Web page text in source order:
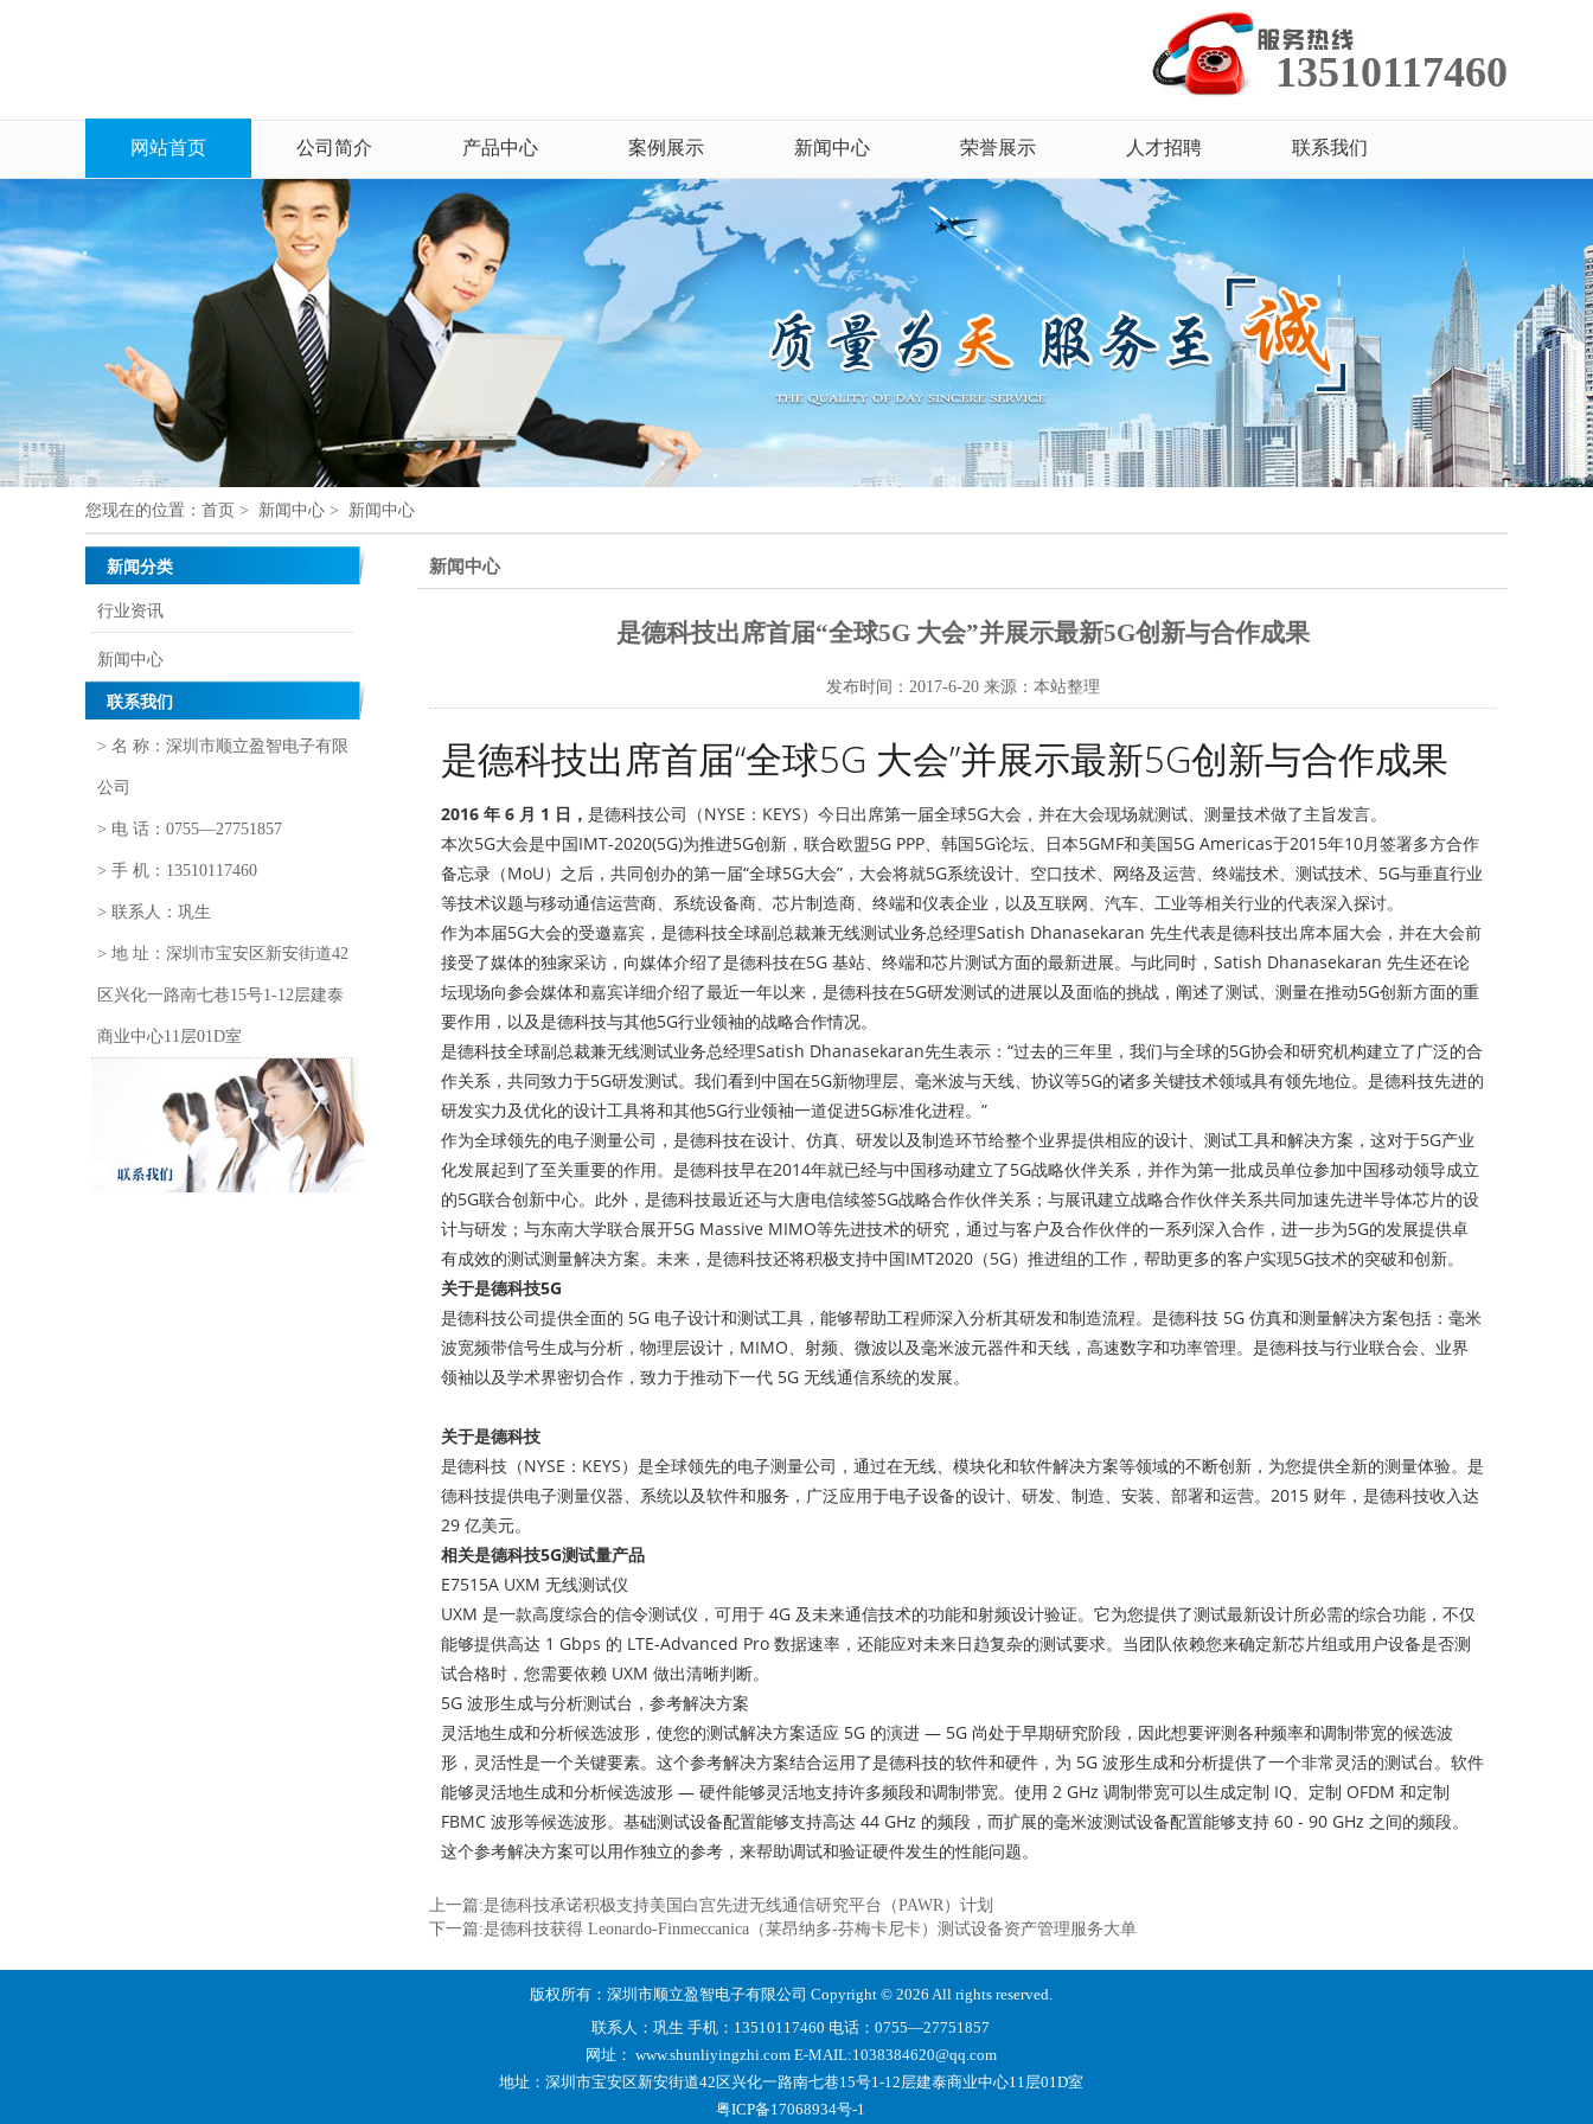
13510117460
网站首页 公司简介 产品中心 案例展示 新闻中心 荣誉展示 人才招聘 联系我们
您现在的位置： 首页 > 新闻中心 > 新闻中心
新闻分类
行业资讯
新闻中心
联系我们
> 名 称：深圳市顺立盈智电子有限
公司
> 电 话：0755—27751857
> 手 机：13510117460
> 联系人：巩生
> 地 址：深圳市宝安区新安街道42
区兴化一路南七巷15号1-12层建泰
商业中心11层01D室
新闻中心
是德科技出席首届“全球5G 大会”并展示最新5G创新与合作成果
发布时间：2017-6-20 来源：本站整理
是德科技出席首届“全球5G 大会”并展示最新5G创新与合作成果
2016 年 6 月 1 日， 是德科技公司（NYSE：KEYS）今日出席第一届全球5G大会，并在大会现场就测试、测量技术做了主旨发言。
本次5G大会是中国IMT-2020(5G)为推进5G创新，联合欧盟5G PPP、韩国5G论坛、日本5GMF和美国5G Americas于2015年10月签署多方合作
备忘录（MoU）之后，共同创办的第一届“全球5G大会”，大会将就5G系统设计、空口技术、网络及运营、终端技术、测试技术、5G与垂直行业
等技术议题与移动通信运营商、系统设备商、芯片制造商、终端和仪表企业，以及互联网、汽车、工业等相关行业的代表深入探讨。
作为本届5G大会的受邀嘉宾，是德科技全球副总裁兼无线测试业务总经理Satish Dhanasekaran 先生代表是德科技出席本届大会，并在大会前
接受了媒体的独家采访，向媒体介绍了是德科技在5G 基站、终端和芯片测试方面的最新进展。与此同时，Satish Dhanasekaran 先生还在论
坛现场向参会媒体和嘉宾详细介绍了最近一年以来，是德科技在5G研发测试的进展以及面临的挑战，阐述了测试、测量在推动5G创新方面的重
要作用，以及是德科技与其他5G行业领袖的战略合作情况。
是德科技全球副总裁兼无线测试业务总经理Satish Dhanasekaran先生表示：“过去的三年里，我们与全球的5G协会和研究机构建立了广泛的合
作关系，共同致力于5G研发测试。我们看到中国在5G新物理层、毫米波与天线、协议等5G的诸多关键技术领域具有领先地位。是德科技先进的
研发实力及优化的设计工具将和其他5G行业领袖一道促进5G标准化进程。”
作为全球领先的电子测量公司，是德科技在设计、仿真、研发以及制造环节给整个业界提供相应的设计、测试工具和解决方案，这对于5G产业
化发展起到了至关重要的作用。是德科技早在2014年就已经与中国移动建立了5G战略伙伴关系，并作为第一批成员单位参加中国移动领导成立
的5G联合创新中心。此外，是德科技最近还与大唐电信续签5G战略合作伙伴关系；与展讯建立战略合作伙伴关系共同加速先进半导体芯片的设
计与研发；与东南大学联合展开5G Massive MIMO等先进技术的研究，通过与客户及合作伙伴的一系列深入合作，进一步为5G的发展提供卓
有成效的测试测量解决方案。未来，是德科技还将积极支持中国IMT2020（5G）推进组的工作，帮助更多的客户实现5G技术的突破和创新。
关于是德科技5G
是德科技公司提供全面的 5G 电子设计和测试工具，能够帮助工程师深入分析其研发和制造流程。是德科技 5G 仿真和测量解决方案包括：毫米
波宽频带信号生成与分析，物理层设计，MIMO、射频、微波以及毫米波元器件和天线，高速数字和功率管理。是德科技与行业联合会、业界
领袖以及学术界密切合作，致力于推动下一代 5G 无线通信系统的发展。
关于是德科技
是德科技（NYSE：KEYS）是全球领先的电子测量公司，通过在无线、模块化和软件解决方案等领域的不断创新，为您提供全新的测量体验。是
德科技提供电子测量仪器、系统以及软件和服务，广泛应用于电子设备的设计、研发、制造、安装、部署和运营。2015 财年，是德科技收入达
29 亿美元。
相关是德科技5G测试量产品
E7515A UXM 无线测试仪
UXM 是一款高度综合的信令测试仪，可用于 4G 及未来通信技术的功能和射频设计验证。它为您提供了测试最新设计所必需的综合功能，不仅
能够提供高达 1 Gbps 的 LTE-Advanced Pro 数据速率，还能应对未来日趋复杂的测试要求。当团队依赖您来确定新芯片组或用户设备是否测
试合格时，您需要依赖 UXM 做出清晰判断。
5G 波形生成与分析测试台，参考解决方案
灵活地生成和分析候选波形，使您的测试解决方案适应 5G 的演进 ― 5G 尚处于早期研究阶段，因此想要评测各种频率和调制带宽的候选波
形，灵活性是一个关键要素。这个参考解决方案结合运用了是德科技的软件和硬件，为 5G 波形生成和分析提供了一个非常灵活的测试台。软件
能够灵活地生成和分析候选波形 ― 硬件能够灵活地支持许多频段和调制带宽。使用 2 GHz 调制带宽可以生成定制 IQ、定制 OFDM 和定制
FBMC 波形等候选波形。基础测试设备配置能够支持高达 44 GHz 的频段，而扩展的毫米波测试设备配置能够支持 60 - 90 GHz 之间的频段。
这个参考解决方案可以用作独立的参考，来帮助调试和验证硬件发生的性能问题。
上一篇:是德科技承诺积极支持美国白宫先进无线通信研究平台（PAWR）计划
下一篇:是德科技获得 Leonardo-Finmeccanica（莱昂纳多-芬梅卡尼卡）测试设备资产管理服务大单
版权所有：深圳市顺立盈智电子有限公司 Copyright © 2026 All rights reserved.
联系人：巩生 手机：13510117460 电话：0755—27751857
网址： www.shunliyingzhi.com E-MAIL:1038384620@qq.com
地址： 深圳市宝安区新安街道42区兴化一路南七巷15号1-12层建泰商业中心11层01D室
粤ICP备17068934号-1